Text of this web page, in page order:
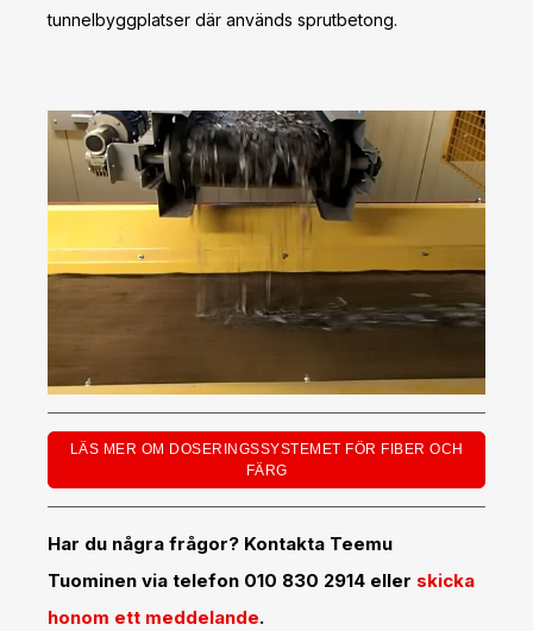
tunnelbyggplatser där används sprutbetong.
LÄS MER OM DOSERINGSSYSTEMET FÖR FIBER OCH
FÄRG
Har du några frågor? Kontakta Teemu
Tuominen via telefon 010 830 2914 eller skicka
honom ett meddelande.